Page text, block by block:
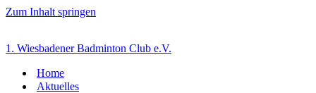
Zum Inhalt springen
1. Wiesbadener Badminton Club e.V.
Home
Aktuelles